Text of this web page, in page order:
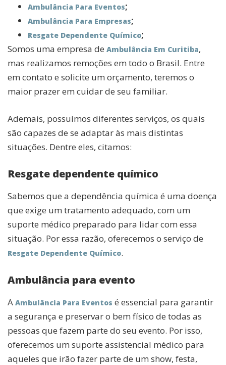
Ambulância Para Eventos;
Ambulância Para Empresas;
Resgate Dependente Químico;
Somos uma empresa de Ambulância Em Curitiba,
mas realizamos remoções em todo o Brasil. Entre
em contato e solicite um orçamento, teremos o
maior prazer em cuidar de seu familiar.
Ademais, possuímos diferentes serviços, os quais
são capazes de se adaptar às mais distintas
situações. Dentre eles, citamos:
Resgate dependente químico
Sabemos que a dependência química é uma doença
que exige um tratamento adequado, com um
suporte médico preparado para lidar com essa
situação. Por essa razão, oferecemos o serviço de
Resgate Dependente Químico.
Ambulância para evento
A Ambulância Para Eventos é essencial para garantir
a segurança e preservar o bem físico de todas as
pessoas que fazem parte do seu evento. Por isso,
oferecemos um suporte assistencial médico para
aqueles que irão fazer parte de um show, festa,